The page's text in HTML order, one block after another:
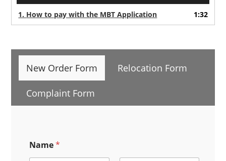
1. How to pay with the MBT Application 1:32
New Order Form Relocation Form
Complaint Form
Name*